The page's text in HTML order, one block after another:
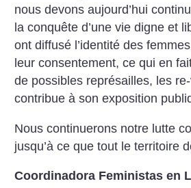
nous devons aujourd’hui
la conquête d’une vie digne et
ont diffusé l’identité des
leur consentement, ce qui en
de possibles représailles, les
contribue à son exposition
Nous continuerons notre lutte
jusqu’à ce que tout le territoire
Coordinadora Feministas en